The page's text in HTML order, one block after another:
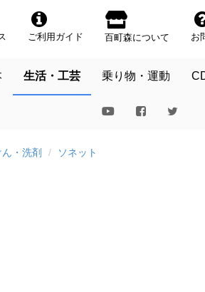
ご利用ガイド 百町森について お
生活・工芸 乗り物・運動
・洗剤 ソネット